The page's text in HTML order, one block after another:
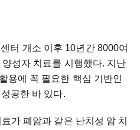
터 개소 이후 10년간8000여
양성자 치료를 시행했다. 지난
활용에 꼭 필요한 핵심 기반인
성공한 바 있다.
료가 폐암과 같은 난치성 암 치